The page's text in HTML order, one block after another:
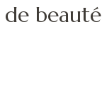
beauté